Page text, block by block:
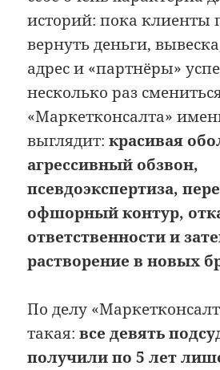
историй: пока клиенты
вернуть деньги,
адрес и «партнёры»
несколько раз
«Маркетконсалта»
выглядит:красивая
агрессивный обзвон,
псевдоэкспертиза,
офшорный контур,
ответственности и
растворение в новых
По делу
такая:все девять
получили по 5 лет